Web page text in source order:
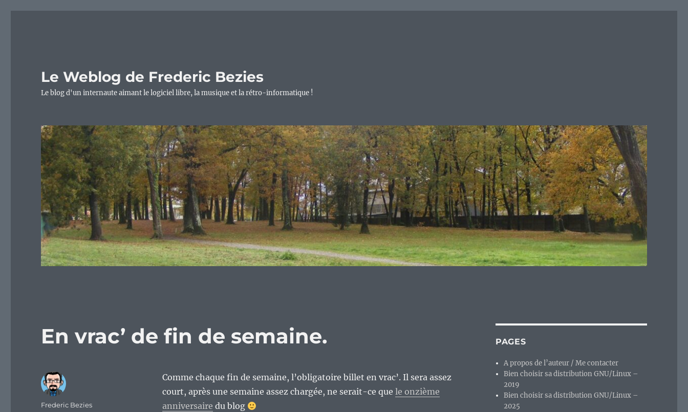
Le Weblog de Frederic Bezies
Le blog d'un internaute aimant le logiciel libre, la musique et la rétro-informatique !
En vrac’ de fin de semaine.
Comme chaque fin de semaine, l’obligatoire billet en vrac’. Il sera assez
court, après une semaine assez chargée, ne serait-ce que le onzième
anniversaire du blog
Auteur
Frederic Bezies
PAGES
A propos de l’auteur / Me contacter
Bien choisir sa distribution GNU/Linux –
2019
Bien choisir sa distribution GNU/Linux –
2025